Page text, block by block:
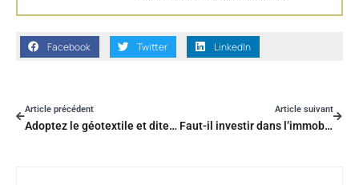
Facebook Twitter LinkedIn
Article précédent
Adoptez le géotextile et dites adieu aux mauvaises herbes !
Article suivant
Faut-il investir dans l’immobilier de Divonne Les Bains ?